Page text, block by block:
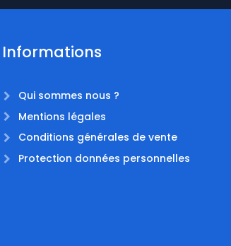
Informations
Qui sommes nous ?
Mentions légales
Conditions générales de vente
Protection données personnelles